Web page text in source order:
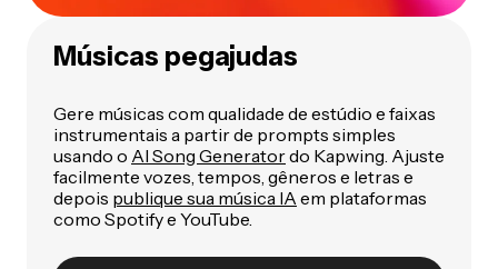
Músicas pegajudas
Gere músicas com qualidade de estúdio e faixas
instrumentais a partir de prompts simples
usando o AI Song Generatordo Kapwing. Ajuste
facilmente vozes, tempos, gêneros e letras e
depois publique sua música IA em plataformas
como Spotify e YouTube.